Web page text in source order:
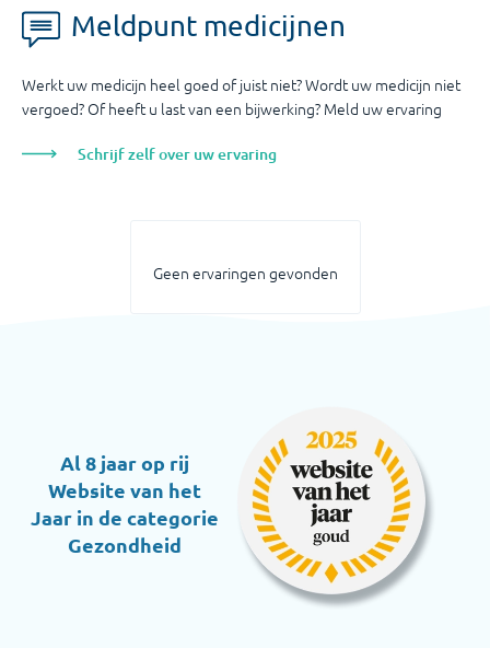
Meldpunt medicijnen
Werkt uw medicijn heel goed of juist niet? Wordt uw medicijn niet
vergoed? Of heeft u last van een bijwerking? Meld uw ervaring
Schrijf zelf over uw ervaring
Geen ervaringen gevonden
Al 8 jaar op rij
Website van het
Jaar in de categorie
Gezondheid